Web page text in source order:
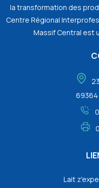
la transformation des
Centre Régional
Massif Central est
69364
Lait